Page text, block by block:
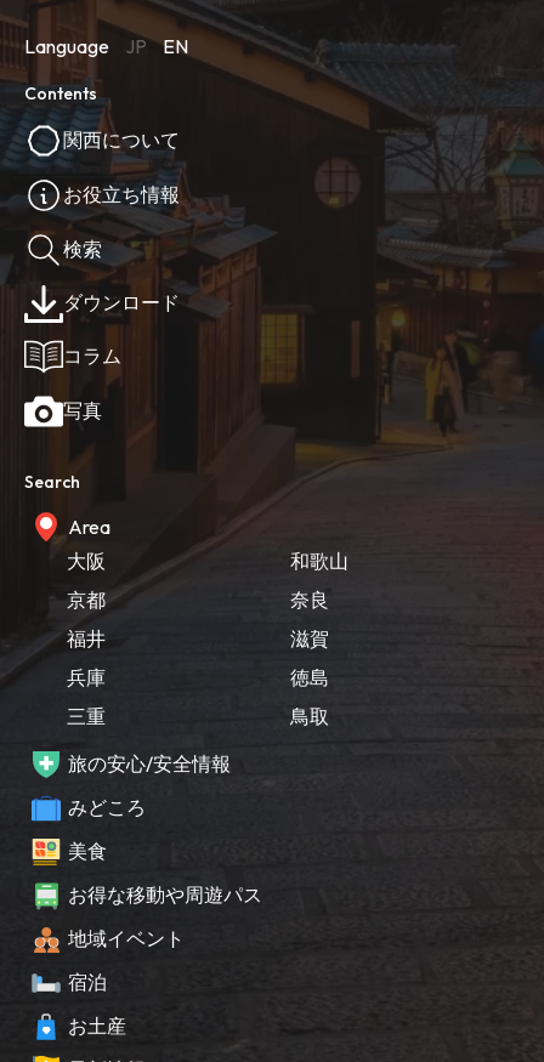
Language JP EN
Contents
関西について
お役立ち情報
検索
ダウンロード
コラム
写真
Search
Area
大阪
京都
福井
兵庫
三重
和歌山
奈良
滋賀
徳島
鳥取
旅の安心/安全情報
みどころ
美食
お得な移動や周遊パス
地域イベント
宿泊
お土産